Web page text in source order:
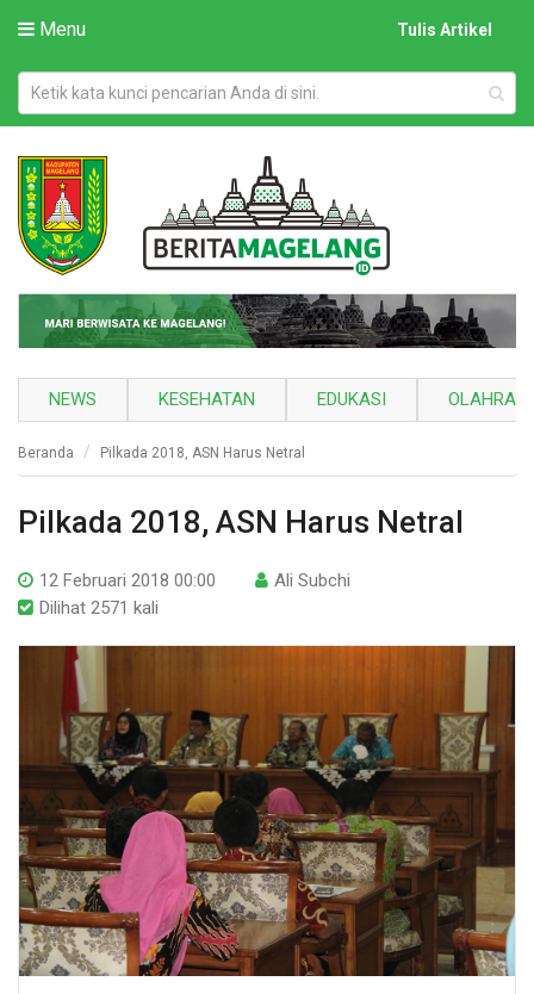
Menu Tulis Artikel
NEWS KESEHATAN EDUKASI
Beranda Pilkada 2018, ASN Harus Netral
Pilkada 2018, ASN Harus Netral
12 Februari 2018 00:00
Ali Subchi
Dilihat 2571 kali